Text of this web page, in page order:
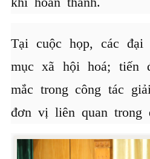
Tại cuộc họp, các
mục xã hội hoá; tiến
mắc trong công tác
đơn vị liên quan trong